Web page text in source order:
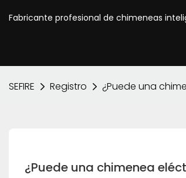
Fabricante profesional de chimeneas
SEFIRE Registro ¿Puede una
¿Puede una chimenea